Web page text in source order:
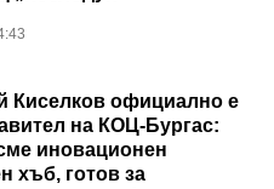
Киселков официално е
на КОЦ-Бургас:
иновационен
хъб, готов за